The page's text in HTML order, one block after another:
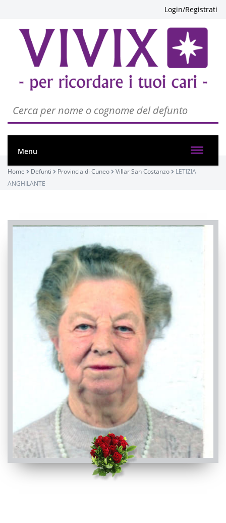
Login/Registrati
Menu
Home Defunti Provincia di Cuneo Villar San Costanzo
LETIZIA
ANGHILANTE
PASSATE:
TRIGESIMA
Villar San Costanzo, Chiesa Parrocchiale di Villar -
Santi Pietro e Costanzo
29/10/2022 18:00
Visibile a tutti gli utenti
INVIA CONDOGLIANZE